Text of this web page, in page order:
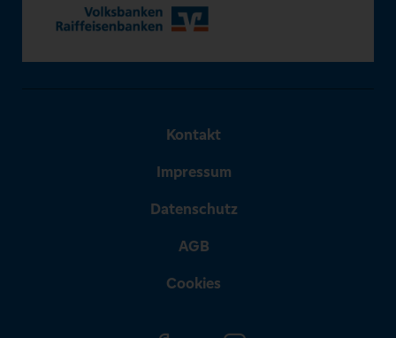
Kontakt
Impressum
Datenschutz
AGB
Cookies